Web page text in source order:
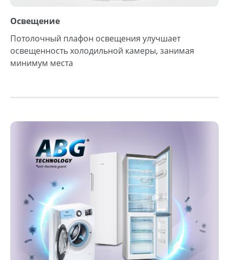
Освещение
Потолочный плафон освещения улучшает
освещенность холодильной камеры, занимая
минимум места